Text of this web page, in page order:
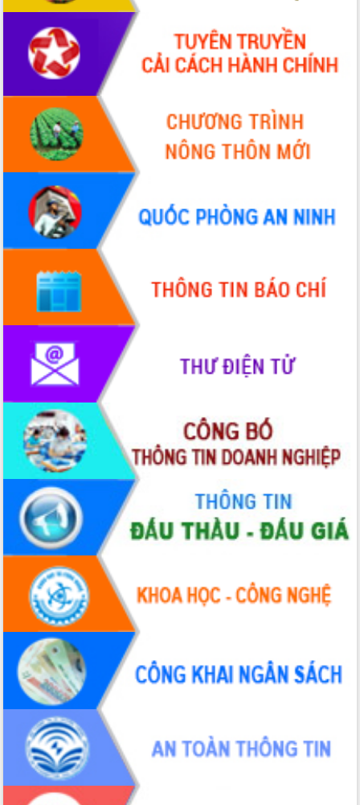
Đắk Lắk nâng cao hiệu quả công tác
Đảng từ Sổ tay đảng viên điện tử
Đắk Lắk đẩy mạnh nuôi biển công
nghệ, hướng tới phát triển thủy sản
bền vững
Tập huấn nâng cao năng lực triển khai
chuyển đổi số cho cán bộ, công chức
cấp xã
Đắk Lắk phát động hưởng ứng Ngày
Quyền của người tiêu dùng Việt Nam
Đẩy mạnh cải cách hành chính, quyết
tâm đạt được mục tiêu tăng trưởng
hai con số trong năm 2026
Tổ chức trang trọng Lễ hội Đền thờ
Lương Văn Chánh năm 2026
Phó Bí thư Tỉnh ủy Đắk Lắk Đỗ Hữu
Huy giữ chức Bí thư Đảng ủy Ủy Ban
Nhân dân tỉnh
Bệnh án điện tử thúc đẩy chuyển đổi
số y tế tại Đắk Lắk
Chuyển đổi số thư viện: Mở rộng
không gian tri thức trong thời đại số
Đánh giá, rút kinh nghiệm công tác tổ
chức diễn tập trước ngày bầu cử
Chương trình “Gặp gỡ hữu nghị –
Friendship Meeting New Year 2026”
Bầu cử Quốc hội và HĐND: Cử tri Đắk
Lắk gửi gắm niềm tin, kỳ vọng vào lá
phiếu
Đắk Lắk sẵn sàng các điều kiện cho
Ngày hội bầu cử đại biểu Quốc hội
khóa XVI và HĐND các cấp nhiệm kỳ
2026-2031
Đảm bảo cuộc bầu cử đại biểu Quốc
hội và đại biểu HĐND các cấp diễn ra
an toàn, hiệu quả, đúng quy định
Thủ tướng Chính phủ Phạm Minh Chính
kiểm tra, chỉ đạo hoàn thành các dự
án cao tốc và thăm khu tái định cư tại
Đắk Lắk
Sôi nổi Hội đua ngựa truyền thống Gò
Thì Thùng mừng Xuân Bính Ngọ 2026
Lãnh đạo tỉnh dâng hương tưởng niệm
tại Đập Đồng Cam đầu Xuân Bính Ngọ
Ngành nông nghiệp phấn đấu tăng